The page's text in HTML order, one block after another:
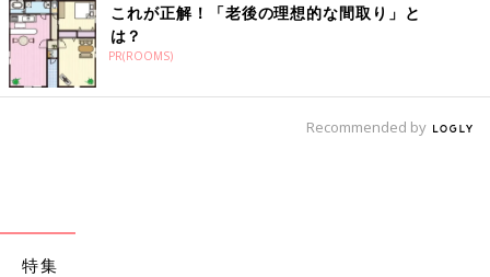
これが正解！「老後の理想的な間取り」と
は？
PR(ROOMS)
Recommended by
特集